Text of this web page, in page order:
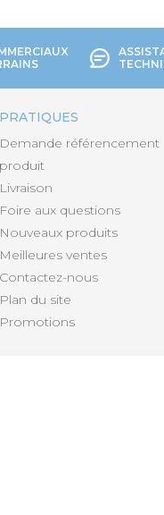
PRATIQUES
Demande référencement
produit
Livraison
Foire aux questions
Nouveaux produits
Meilleures ventes
Contactez-nous
Plan du site
Promotions